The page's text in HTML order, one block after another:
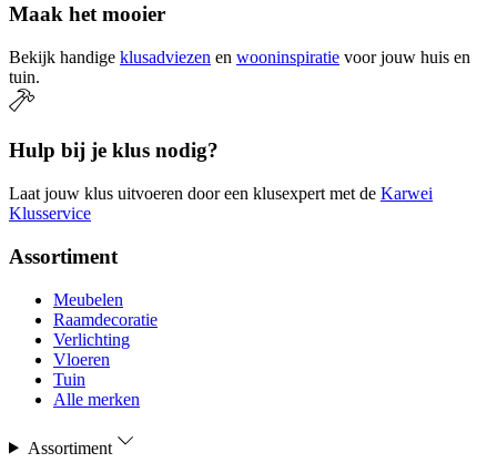
Maak het mooier
Bekijk handige klusadviezen en wooninspiratie voor jouw huis en
tuin.
Hulp bij je klus nodig?
Laat jouw klus uitvoeren door een klusexpert met de Karwei
Klusservice
Assortiment
Meubelen
Raamdecoratie
Verlichting
Vloeren
Tuin
Alle merken
Assortiment